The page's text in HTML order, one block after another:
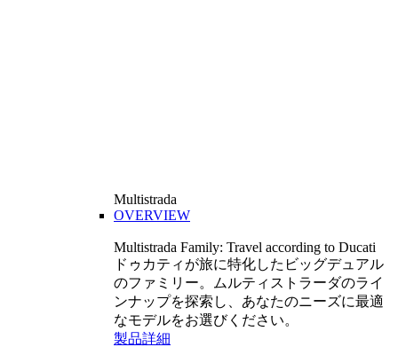
Multistrada
OVERVIEW
Multistrada Family: Travel according to Ducati
ドゥカティが旅に特化したビッグデュアル
のファミリー。ムルティストラーダのライ
ンナップを探索し、あなたのニーズに最適
なモデルをお選びください。
製品詳細